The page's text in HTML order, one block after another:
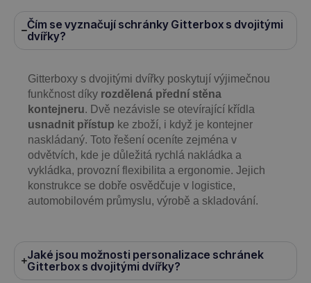
Čím se vyznačují schránky Gitterbox s dvojitými
dvířky?
Gitterboxy s dvojitými dvířky poskytují výjimečnou
funkčnost díky rozdělená přední stěna
kontejneru. Dvě nezávisle se otevírající křídla
usnadnit přístup ke zboží, i když je kontejner
naskládaný. Toto řešení oceníte zejména v
odvětvích, kde je důležitá rychlá nakládka a
vykládka, provozní flexibilita a ergonomie. Jejich
konstrukce se dobře osvědčuje v logistice,
automobilovém průmyslu, výrobě a skladování.
Jaké jsou možnosti personalizace schránek
Gitterbox s dvojitými dvířky?